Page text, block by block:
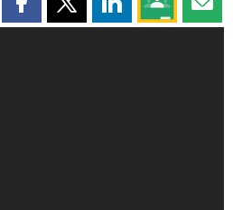
Partager cette page sur
Partager cette page sur X
Partager cette
Partagez